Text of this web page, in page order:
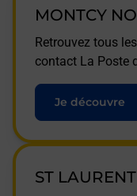
MONTCY
Retrouvez tous
contact La Poste
Je découvre
ST LAURENT